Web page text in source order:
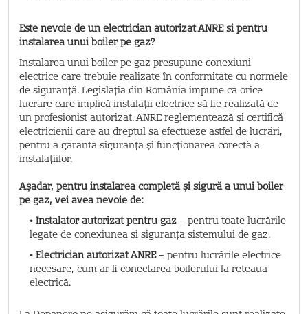
Este nevoie de un electrician autorizat ANRE si pentru
instalarea unui boiler pe gaz?
Instalarea unui boiler pe gaz presupune conexiuni
electrice care trebuie realizate în conformitate cu normele
de siguranță. Legislația din România impune ca orice
lucrare care implică instalații electrice să fie realizată de
un profesionist autorizat. ANRE reglementează și certifică
electricienii care au dreptul să efectueze astfel de lucrări,
pentru a garanta siguranța și funcționarea corectă a
instalațiilor.
Așadar, pentru instalarea completă și sigură a unui boiler
pe gaz, vei avea nevoie de:
• Instalator autorizat pentru gaz – pentru toate lucrările
legate de conexiunea și siguranța sistemului de gaz.
• Electrician autorizat ANRE– pentru lucrările electrice
necesare, cum ar fi conectarea boilerului la rețeaua
electrică.